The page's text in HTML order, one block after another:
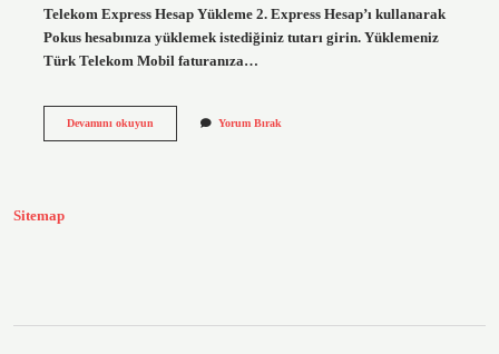
Telekom Express Hesap Yükleme 2. Express Hesap’ı kullanarak
Pokus hesabınıza yüklemek istediğiniz tutarı girin. Yüklemeniz
Türk Telekom Mobil faturanıza…
Devamını okuyunPokus
Yorum Bırak
Sitemap